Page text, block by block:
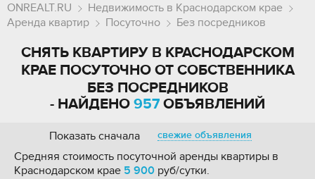
ONREALT.RU
Недвижимость в Краснодарском крае
Аренда квартир
Посуточно Без посредников
СНЯТЬ КВАРТИРУ В КРАСНОДАРСКОМ
КРАЕ ПОСУТОЧНО ОТ СОБСТВЕННИКА
БЕЗ ПОСРЕДНИКОВ
- НАЙДЕНО 957 ОБЪЯВЛЕНИЙ
Показать сначала свежие объявления
Средняя стоимость посуточной аренды квартиры в
Краснодарском крае 5 900 руб/сутки.